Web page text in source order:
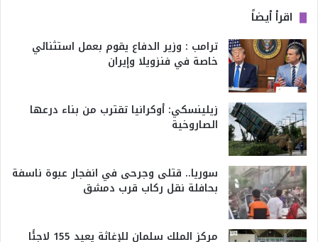
اقرأ أيضاً
ترامب : وزير الدفاع يقوم بعمل استثنائي
خاصة في فنزويلا وإيران
زيلينسكي: أوكرانيا تقترب من بناء درعها
الصاروخية
سوريا.. قتلى وجرحى في انفجار عبوة ناسفة
بحافلة نقل ركاب قرب دمشق
مركز الملك سلمان للإغاثة يعيد 155 لاجئًا